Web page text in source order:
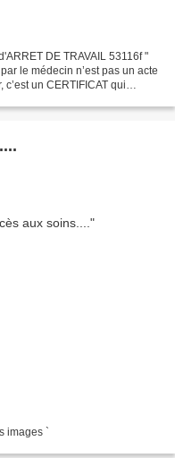
DE TRAVAIL 53116f "
le médecin n’est pas un acte
un CERTIFICAT qui
images `